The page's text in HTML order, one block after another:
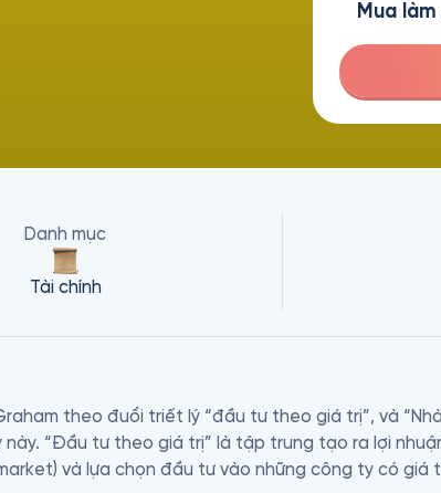
Mua
Danh mục
Tài chính
theo đuổi triết lý “đầu tư theo giá trị”, và
“Đầu tư theo giá trị” là tập trung tạo ra lợi
và lựa chọn đầu tư vào những công ty có giá